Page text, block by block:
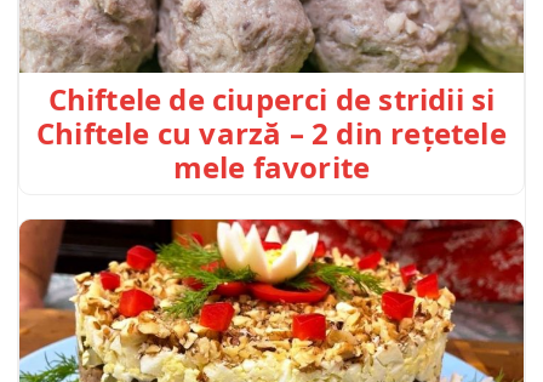
Chiftele de ciuperci de stridii si
Chiftele cu varză – 2 din rețetele
mele favorite